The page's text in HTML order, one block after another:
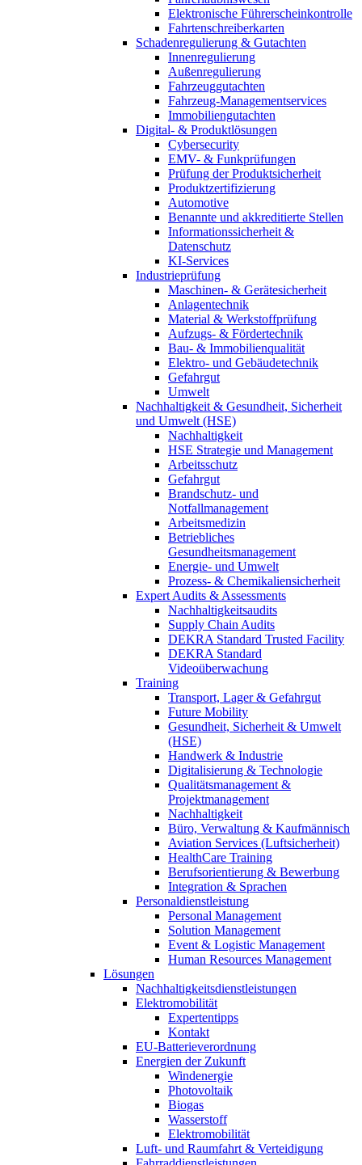
Elektronische Führerscheinkontrolle
Fahrtenschreiberkarten
Schadenregulierung & Gutachten
Innenregulierung
Außenregulierung
Fahrzeuggutachten
Fahrzeug-Managementservices
Immobiliengutachten
Digital- & Produktlösungen
Cybersecurity
EMV- & Funkprüfungen
Prüfung der Produktsicherheit
Produktzertifizierung
Automotive
Benannte und akkreditierte Stellen
Informationssicherheit &
Datenschutz
KI-Services
Industrieprüfung
Maschinen- & Gerätesicherheit
Anlagentechnik
Material & Werkstoffprüfung
Aufzugs- & Fördertechnik
Bau- & Immobilienqualität
Elektro- und Gebäudetechnik
Gefahrgut
Umwelt
Nachhaltigkeit & Gesundheit, Sicherheit
und Umwelt (HSE)
Nachhaltigkeit
HSE Strategie und Management
Arbeitsschutz
Gefahrgut
Brandschutz- und
Notfallmanagement
Arbeitsmedizin
Betriebliches
Gesundheitsmanagement
Energie- und Umwelt
Prozess- & Chemikaliensicherheit
Expert Audits & Assessments
Nachhaltigkeitsaudits
Supply Chain Audits
DEKRA Standard Trusted Facility
DEKRA Standard
Videoüberwachung
Training
Transport, Lager & Gefahrgut
Future Mobility
Gesundheit, Sicherheit & Umwelt
(HSE)
Handwerk & Industrie
Digitalisierung & Technologie
Qualitätsmanagement &
Projektmanagement
Nachhaltigkeit
Büro, Verwaltung & Kaufmännisch
Aviation Services (Luftsicherheit)
HealthCare Training
Berufsorientierung & Bewerbung
Integration & Sprachen
Personaldienstleistung
Personal Management
Solution Management
Event & Logistic Management
Human Resources Management
Lösungen
Nachhaltigkeitsdienstleistungen
Elektromobilität
Expertentipps
Kontakt
EU-Batterieverordnung
Energien der Zukunft
Windenergie
Photovoltaik
Biogas
Wasserstoff
Elektromobilität
Luft- und Raumfahrt & Verteidigung